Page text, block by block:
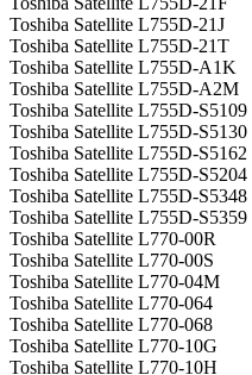
Toshiba Satellite L755D-21J
Toshiba Satellite L755D-21T
Toshiba Satellite L755D-A1K
Toshiba Satellite L755D-A2M
Toshiba Satellite L755D-S5109
Toshiba Satellite L755D-S5130
Toshiba Satellite L755D-S5162
Toshiba Satellite L755D-S5204
Toshiba Satellite L755D-S5348
Toshiba Satellite L755D-S5359
Toshiba Satellite L770-00R
Toshiba Satellite L770-00S
Toshiba Satellite L770-04M
Toshiba Satellite L770-064
Toshiba Satellite L770-068
Toshiba Satellite L770-10G
Toshiba Satellite L770-10H